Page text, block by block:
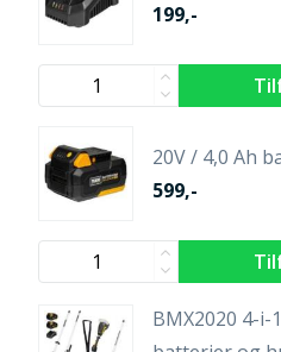
199,-
20V / 4,0 Ah
599,-
BMX2020 4-i-